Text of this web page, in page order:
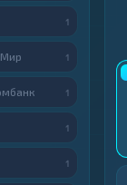
1
1
1
1
1